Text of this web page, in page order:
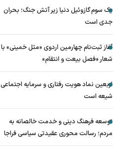
یک سوم گازوئیل دنیا زیر آتش جنگ؛ بحران
جدی است
آغاز ثبت‌نام چهارمین اردوی «مثل خمینی» با
شعار «فصل بیعت و انتقام»
اربعین نماد هویت رفتاری و سرمایه اجتماعی
شیعه است
توسعه فرهنگ دینی و خدمت خالصانه به
مردم؛ رسالت محوری عقیدتی سیاسی فراجا